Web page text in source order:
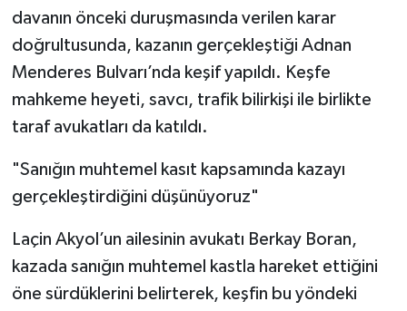
davanın önceki duruşmasında verilen karar
doğrultusunda, kazanın gerçekleştiği Adnan
Menderes Bulvarı’nda keşif yapıldı. Keşfe
mahkeme heyeti, savcı, trafik bilirkişi ile birlikte
taraf avukatları da katıldı.
"Sanığın muhtemel kasıt kapsamında kazayı
gerçekleştirdiğini düşünüyoruz"
Laçin Akyol’un ailesinin avukatı Berkay Boran,
kazada sanığın muhtemel kastla hareket ettiğini
öne sürdüklerini belirterek, keşfin bu yöndeki